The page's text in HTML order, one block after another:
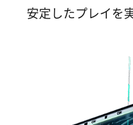
安定したプレイを